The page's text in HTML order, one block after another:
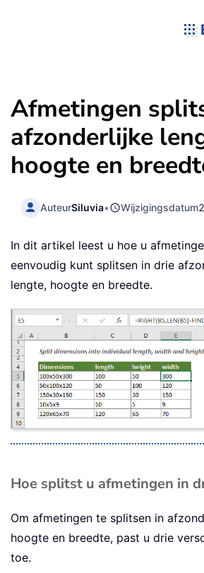
Afmetingen
afzonderlijke
hoogte en
AuteurSiluvia• Wijzigingsdatum
In dit artikel leest u hoe u
eenvoudig kunt splitsen in drie
lengte, hoogte en breedte.
Hoe splitst u afmetingen in
Om afmetingen te splitsen in
hoogte en breedte, past u drie
toe.